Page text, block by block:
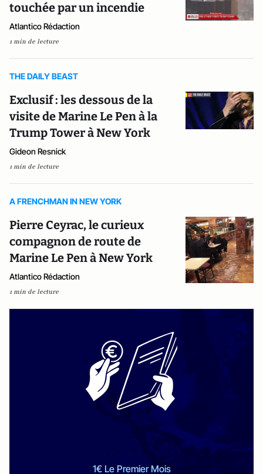
touchée par un incendie
Atlantico Rédaction
1 min de lecture
THE DAILY BEAST
Exclusif : les dessous de la
visite de Marine Le Pen à la
Trump Tower à New York
Gideon Resnick
1 min de lecture
A FRENCHMAN IN NEW YORK
Pierre Ceyrac, le curieux
compagnon de route de
Marine Le Pen à New York
Atlantico Rédaction
1 min de lecture
1€ Le Premier Mois